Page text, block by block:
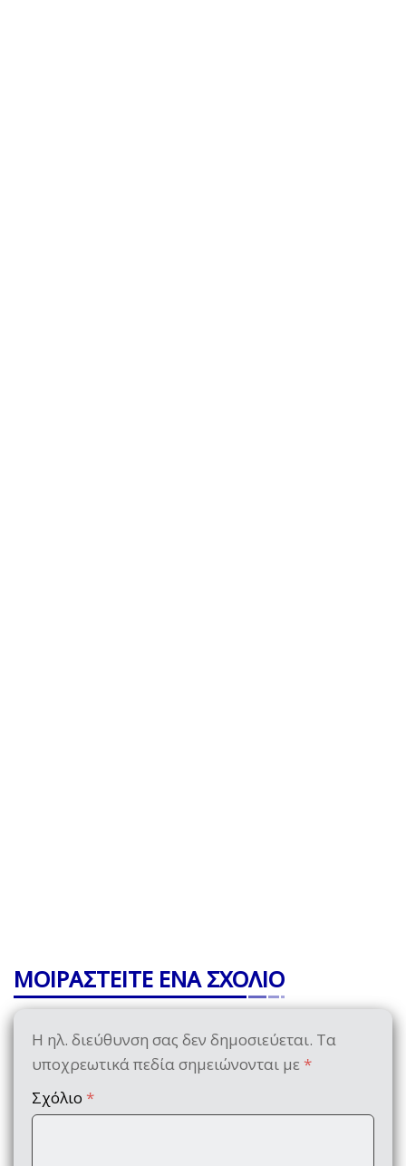
ΜΟΙΡΑΣΤΕΙΤΕ ΕΝΑ ΣΧΟΛΙΟ
Η ηλ. διεύθυνση σας δεν δημοσιεύεται. Τα
υποχρεωτικά πεδία σημειώνονται με *
Σχόλιο *